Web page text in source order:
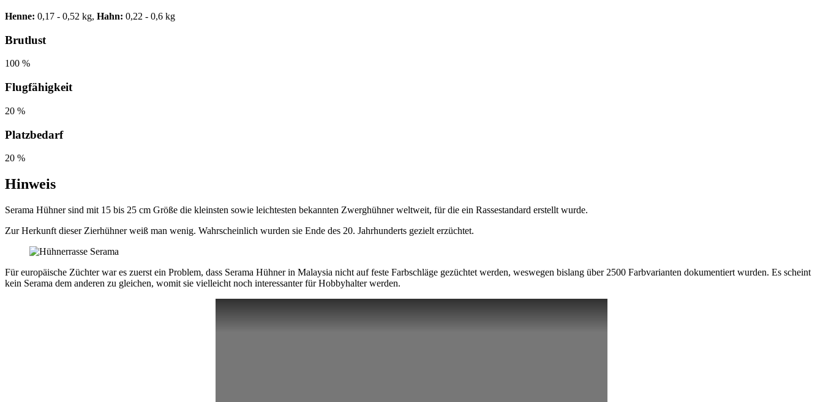
Henne: 0,17 - 0,52 kg, Hahn: 0,22 - 0,6 kg
Brutlust
100 %
Flugfähigkeit
20 %
Platzbedarf
20 %
Hinweis
Serama Hühner sind mit 15 bis 25 cm Größe die kleinsten sowie leichtesten bekannten Zwerghühner weltweit, für die ein Rassestandard erstellt wurde.
Zur Herkunft dieser Zierhühner weiß man wenig. Wahrscheinlich wurden sie Ende des 20. Jahrhunderts gezielt erzüchtet.
Für europäische Züchter war es zuerst ein Problem, dass Serama Hühner in Malaysia nicht auf feste Farbschläge gezüchtet werden, weswegen bislang über 2500 Farbvarianten dokumentiert wurden. Es scheint
kein Serama dem anderen zu gleichen, womit sie vielleicht noch interessanter für Hobbyhalter werden.